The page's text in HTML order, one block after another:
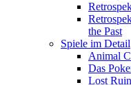
the Past
Spiele im Detail
Animal
Das
Lost